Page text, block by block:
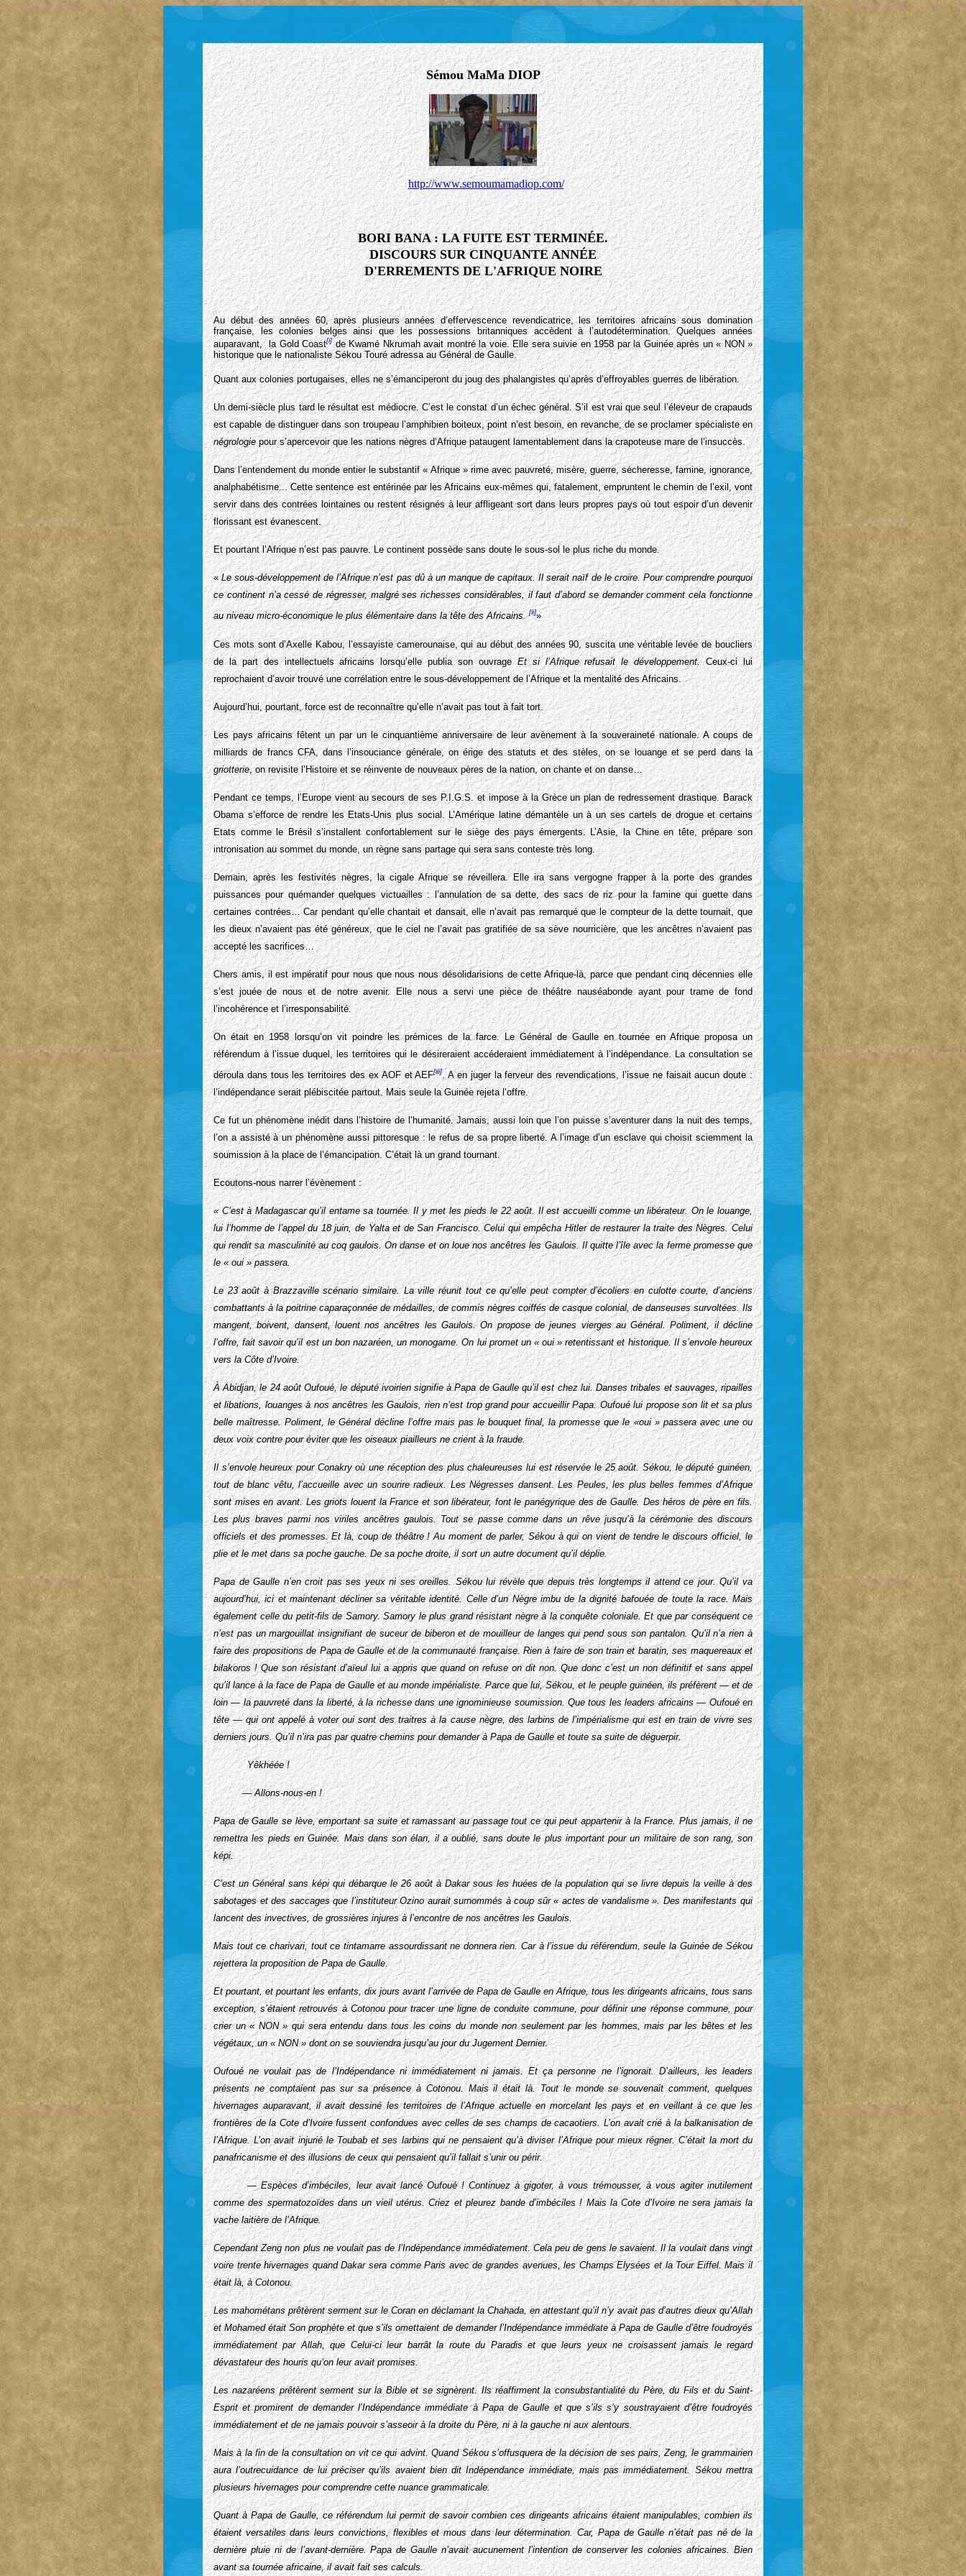
Sémou MaMa DIOP
http://www.semoumamadiop.com/
BORI BANA : LA FUITE EST TERMINÉE.
DISCOURS SUR CINQUANTE ANNÉE
D'ERREMENTS DE L'AFRIQUE NOIRE
Au début des années 60, après plusieurs années d’effervescence revendicatrice, les territoires africains sous domination
française, les colonies belges ainsi que les possessions britanniques accèdent à l’autodétermination. Quelques années
auparavant, la Gold Coast[i]de Kwamé Nkrumah avait montré la voie. Elle sera suivie en 1958 par la Guinée après un « NON »
historique que le nationaliste Sékou Touré adressa au Général de Gaulle.
Quant aux colonies portugaises, elles ne s’émanciperont du joug des phalangistes qu’après d’effroyables guerres de libération.
Un demi-siècle plus tard le résultat est médiocre. C’est le constat d’un échec général. S’il est vrai que seul l’éleveur de crapauds
est capable de distinguer dans son troupeau l’amphibien boiteux, point n’est besoin, en revanche, de se proclamer spécialiste en
négrologiepour s’apercevoir que les nations nègres d’Afrique pataugent lamentablement dans la crapoteuse mare de l’insuccès.
Dans l’entendement du monde entier le substantif « Afrique » rime avec pauvreté, misère, guerre, sécheresse, famine, ignorance,
analphabétisme... Cette sentence est entérinée par les Africains eux-mêmes qui, fatalement, empruntent le chemin de l’exil, vont
servir dans des contrées lointaines ou restent résignés à leur affligeant sort dans leurs propres pays où tout espoir d’un devenir
florissant est évanescent.
Et pourtant l’Afrique n’est pas pauvre. Le continent possède sans doute le sous-sol le plus riche du monde.
«Le sous-développement de l’Afrique n’est pas dû à un manque de capitaux. Il serait naïf de le croire. Pour comprendre pourquoi
ce continent n’a cessé de régresser, malgré ses richesses considérables, il faut d’abord se demander comment cela fonctionne
au niveau micro-économique le plus élémentaire dans la tête des Africains. [ii]»
Ces mots sont d’Axelle Kabou, l’essayiste camerounaise, qui au début des années 90, suscita une véritable levée de boucliers
de la part des intellectuels africains lorsqu’elle publia son ouvrageEt si l’Afrique refusait le développement.Ceux-ci lui
reprochaient d’avoir trouvé une corrélation entre le sous-développement de l’Afrique et la mentalité des Africains.
Aujourd’hui, pourtant, force est de reconnaître qu’elle n’avait pas tout à fait tort.
Les pays africains fêtent un par un le cinquantième anniversaire de leur avènement à la souveraineté nationale. A coups de
milliards de francs CFA, dans l’insouciance générale, on érige des statuts et des stèles, on se louange et se perd dans la
griotterie, on revisite l’Histoire et se réinvente de nouveaux pères de la nation, on chante et on danse…
Pendant ce temps, l’Europe vient au secours de ses P.I.G.S. et impose à la Grèce un plan de redressement drastique. Barack
Obama s’efforce de rendre les Etats-Unis plus social. L’Amérique latine démantèle un à un ses cartels de drogue et certains
Etats comme le Brésil s’installent confortablement sur le siège des pays émergents. L’Asie, la Chine en tête, prépare son
intronisation au sommet du monde, un règne sans partage qui sera sans conteste très long.
Demain, après les festivités nègres, la cigale Afrique se réveillera. Elle ira sans vergogne frapper à la porte des grandes
puissances pour quémander quelques victuailles : l’annulation de sa dette, des sacs de riz pour la famine qui guette dans
certaines contrées… Car pendant qu’elle chantait et dansait, elle n’avait pas remarqué que le compteur de la dette tournait, que
les dieux n’avaient pas été généreux, que le ciel ne l’avait pas gratifiée de sa sève nourricière, que les ancêtres n’avaient pas
accepté les sacrifices…
Chers amis, il est impératif pour nous que nous nous désolidarisions de cette Afrique-là, parce que pendant cinq décennies elle
s’est jouée de nous et de notre avenir. Elle nous a servi une pièce de théâtre nauséabonde ayant pour trame de fond
l’incohérence et l’irresponsabilité.
On était en 1958 lorsqu’on vit poindre les prémices de la farce. Le Général de Gaulle en tournée en Afrique proposa un
référendum à l’issue duquel, les territoires qui le désireraient accéderaient immédiatement à l’indépendance. La consultation se
déroula dans tous les territoires des ex AOF et AEF[iii]. A en juger la ferveur des revendications, l’issue ne faisait aucun doute :
l’indépendance serait plébiscitée partout. Mais seule la Guinée rejeta l’offre.
Ce fut un phénomène inédit dans l’histoire de l’humanité. Jamais, aussi loin que l’on puisse s’aventurer dans la nuit des temps,
l’on a assisté à un phénomène aussi pittoresque : le refus de sa propre liberté. A l’image d’un esclave qui choisit sciemment la
soumission à la place de l’émancipation. C’était là un grand tournant.
Ecoutons-nous narrer l’évènement :
« C’est à Madagascar qu’il entame sa tournée. Il y met les pieds le 22 août. Il est accueilli comme un libérateur. On le louange,
lui l’homme de l’appel du 18 juin, de Yalta et de San Francisco. Celui qui empêcha Hitler de restaurer la traite des Nègres. Celui
qui rendit sa masculinité au coq gaulois. On danse et on loue nos ancêtres les Gaulois. Il quitte l’île avec la ferme promesse que
le « oui » passera.
Le 23 août à Brazzaville scénario similaire. La ville réunit tout ce qu’elle peut compter d’écoliers en culotte courte, d’anciens
combattants à la poitrine caparaçonnée de médailles, de commis nègres coiffés de casque colonial, de danseuses survoltées. Ils
mangent, boivent, dansent, louent nos ancêtres les Gaulois. On propose de jeunes vierges au Général. Poliment, il décline
l’offre, fait savoir qu’il est un bon nazaréen, un monogame. On lui promet un « oui » retentissant et historique. Il s’envole heureux
vers la Côte d’Ivoire.
ÀAbidjan, le 24 août Oufoué, le député ivoirien signifie à Papa de Gaulle qu’il est chez lui. Danses tribales et sauvages, ripailles
et libations, louanges à nos ancêtres les Gaulois, rien n’est trop grand pour accueillir Papa. Oufoué lui propose son lit et sa plus
belle maîtresse. Poliment, le Général décline l’offre mais pas le bouquet final, la promesse que le «oui » passera avec une ou
deux voix contre pour éviter que les oiseaux piailleurs ne crient à la fraude.
Il s’envole heureux pour Conakry où une réception des plus chaleureuses lui est réservée le 25 août. Sékou, le député guinéen,
tout de blanc vêtu, l’accueille avec un sourire radieux. Les Négresses dansent. Les Peules, les plus belles femmes d’Afrique
sont mises en avant. Les griots louent la France et son libérateur, font le panégyrique des de Gaulle. Des héros de père en fils.
Les plus braves parmi nos viriles ancêtres gaulois. Tout se passe comme dans un rêve jusqu’à la cérémonie des discours
officiels et des promesses. Et là, coup de théâtre ! Au moment de parler, Sékou à qui on vient de tendre le discours officiel, le
plie et le met dans sa poche gauche. De sa poche droite, il sort un autre document qu’il déplie.
Papa de Gaulle n’en croit pas ses yeux ni ses oreilles. Sékou lui révèle que depuis très longtemps il attend ce jour. Qu’il va
aujourd’hui, ici et maintenant décliner sa véritable identité. Celle d’un Nègre imbu de la dignité bafouée de toute la race. Mais
également celle du petit-fils de Samory. Samory le plus grand résistant nègre à la conquête coloniale. Et que par conséquent ce
n’est pas un margouillat insignifiant de suceur de biberon et de mouilleur de langes qui pend sous son pantalon. Qu’il n’a rien à
faire des propositions de Papa de Gaulle et de la communauté française. Rien à faire de son train et baratin, ses maquereaux et
bilakoros ! Que son résistant d’aïeul lui a appris que quand on refuse on dit non. Que donc c’est un non définitif et sans appel
qu’il lance à la face de Papa de Gaulle et au monde impérialiste. Parce que lui, Sékou, et le peuple guinéen, ils préfèrent — et de
loin — la pauvreté dans la liberté, à la richesse dans une ignominieuse soumission. Que tous les leaders africains — Oufoué en
tête — qui ont appelé à voter oui sont des traitres à la cause nègre, des larbins de l’impérialisme qui est en train de vivre ses
derniers jours. Qu’il n’ira pas par quatre chemins pour demander à Papa de Gaulle et toute sa suite de déguerpir.
Yêkhéée !
— Allons-nous-en !
Papa de Gaulle se lève, emportant sa suite et ramassant au passage tout ce qui peut appartenir à la France. Plus jamais, il ne
remettra les pieds en Guinée. Mais dans son élan, il a oublié, sans doute le plus important pour un militaire de son rang, son
képi.
C’est un Général sans képi qui débarque le 26 août à Dakar sous les huées de la population qui se livre depuis la veille à des
sabotages et des saccages que l’instituteur Ozino aurait surnommés à coup sûr « actes de vandalisme ». Des manifestants qui
lancent des invectives, de grossières injures à l’encontre de nos ancêtres les Gaulois.
Mais tout ce charivari, tout ce tintamarre assourdissant ne donnera rien. Car à l’issue du référendum, seule la Guinée de Sékou
rejettera la proposition de Papa de Gaulle.
Et pourtant, et pourtant les enfants, dix jours avant l’arrivée de Papa de Gaulle en Afrique, tous les dirigeants africains, tous sans
exception, s’étaient retrouvés à Cotonou pour tracer une ligne de conduite commune, pour définir une réponse commune, pour
crier un « NON » qui sera entendu dans tous les coins du monde non seulement par les hommes, mais par les bêtes et les
végétaux, un « NON » dont on se souviendra jusqu’au jour du Jugement Dernier.
Oufoué ne voulait pas de l’Indépendance ni immédiatement ni jamais. Et ça personne ne l’ignorait. D’ailleurs, les leaders
présents ne comptaient pas sur sa présence à Cotonou. Mais il était là. Tout le monde se souvenait comment, quelques
hivernages auparavant, il avait dessiné les territoires de l’Afrique actuelle en morcelant les pays et en veillant à ce que les
frontières de la Cote d’Ivoire fussent confondues avec celles de ses champs de cacaotiers. L’on avait crié à la balkanisation de
l’Afrique. L’on avait injurié le Toubab et ses larbins qui ne pensaient qu’à diviser l’Afrique pour mieux régner. C’était la mort du
panafricanisme et des illusions de ceux qui pensaient qu’il fallait s’unir ou périr.
— Espèces d’imbéciles, leur avait lancé Oufoué ! Continuez à gigoter, à vous trémousser, à vous agiter inutilement
comme des spermatozoïdes dans un vieil utérus. Criez et pleurez bande d’imbéciles ! Mais la Cote d’Ivoire ne sera jamais la
vache laitière de l’Afrique.
Cependant Zeng non plus ne voulait pas de l’Indépendance immédiatement. Cela peu de gens le savaient. Il la voulait dans vingt
voire trente hivernages quand Dakar sera comme Paris avec de grandes avenues, les Champs Elysées et la Tour Eiffel. Mais il
était là, à Cotonou.
Les mahométans prêtèrent serment sur le Coran en déclamant la Chahada, en attestant qu’il n’y avait pas d’autres dieux qu’Allah
et Mohamed était Son prophète et que s’ils omettaient de demander l’Indépendance immédiate à Papa de Gaulle d’être foudroyés
immédiatement par Allah, que Celui-ci leur barrât la route du Paradis et que leurs yeux ne croisassent jamais le regard
dévastateur des houris qu’on leur avait promises.
Les nazaréens prêtèrent serment sur la Bible et se signèrent. Ils réaffirment la consubstantialité du Père, du Fils et du Saint-
Esprit et promirent de demander l’Indépendance immédiate à Papa de Gaulle et que s’ils s’y soustrayaient d’être foudroyés
immédiatement et de ne jamais pouvoir s’asseoir à la droite du Père, ni à la gauche ni aux alentours.
Mais à la fin de la consultation on vit ce qui advint. Quand Sékou s’offusquera de la décision de ses pairs, Zeng, le grammairien
aura l’outrecuidance de lui préciser qu’ils avaient bien dit Indépendance immédiate, mais pas immédiatement. Sékou mettra
plusieurs hivernages pour comprendre cette nuance grammaticale.
Quant à Papa de Gaulle, ce référendum lui permit de savoir combien ces dirigeants africains étaient manipulables, combien ils
étaient versatiles dans leurs convictions, flexibles et mous dans leur détermination. Car, Papa de Gaulle n’était pas né de la
dernière pluie ni de l’avant-dernière. Papa de Gaulle n’avait aucunement l’intention de conserver les colonies africaines. Bien
avant sa tournée africaine, il avait fait ses calculs.